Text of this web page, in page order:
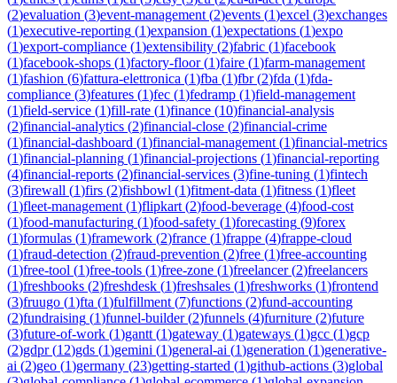
(2)evaluation (3)event-management (2)events (1)excel (3)exchanges
(1)executive-reporting (1)expansion (1)expectations (1)expo
(1)export-compliance (1)extensibility (2)fabric (1)facebook
(1)facebook-shops (1)factory-floor(1)faire (1)farm-management
(1)fashion (6)fattura-elettronica (1)fba (1)fbr(2)fda (1)fda-
compliance (3)features (1)fec (1)fedramp (1)field-management
(1)field-service (1)fill-rate (1)finance (10)financial-analysis
(2)financial-analytics (2)financial-close (2)financial-crime
(1)financial-dashboard (1)financial-management (1)financial-metrics
(1)financial-planning (1)financial-projections (1)financial-reporting
(4)financial-reports (2)financial-services (3)fine-tuning (1)fintech
(3)firewall (1)firs (2)fishbowl (1)fitment-data (1)fitness (1)fleet
(1)fleet-management (1)flipkart (2)food-beverage (4)food-cost
(1)food-manufacturing (1)food-safety (1)forecasting (9)forex
(1)formulas (1)framework (2)france (1)frappe (4)frappe-cloud
(1)fraud-detection (2)fraud-prevention (2)free (1)free-accounting
(1)free-tool (1)free-tools (1)free-zone (1)freelancer(2)freelancers
(1)freshbooks (2)freshdesk (1)freshsales (1)freshworks (1)frontend
(3)fruugo (1)fta (1)fulfillment (7)functions (2)fund-accounting
(2)fundraising (1)funnel-builder(2)funnels (4)furniture (2)future
(3)future-of-work (1)gantt (1)gateway (1)gateways (1)gcc (1)gcp
(2)gdpr(12)gds (1)gemini (1)general-ai (1)generation (1)generative-
ai (2)geo (1)germany (23)getting-started (1)github-actions (3)global